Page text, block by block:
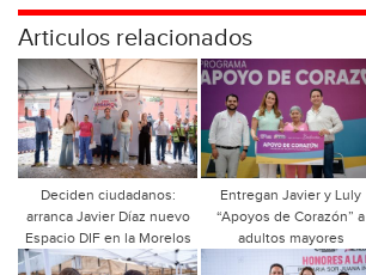
Articulos relacionados
Deciden ciudadanos:
arranca Javier Díaz nuevo
Espacio DIF en la Morelos
Entregan Javier y Luly
“Apoyos de Corazón” a
adultos mayores